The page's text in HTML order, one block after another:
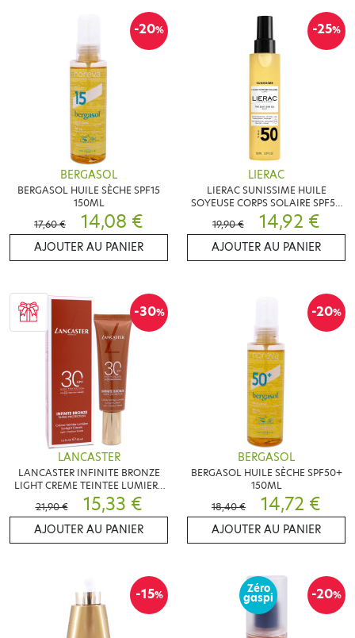
-20%
BERGASOL
BERGASOL HUILE SÈCHE SPF15
150ML
17,60 €
14,08 €
AJOUTER AU PANIER
-25%
LIERAC
LIERAC SUNISSIME HUILE
SOYEUSE CORPS SOLAIRE SPF50
150ML
19,90 € 14,92 €
AJOUTER AU PANIER
-30%
LANCASTER
LANCASTER INFINITE BRONZE
LIGHT CREME TEINTEE LUMIERE
SPF30 50ML
21,90 € 15,33 €
AJOUTER AU PANIER
-20%
BERGASOL
BERGASOL HUILE SÈCHE SPF50+
150ML
18,40 €
14,72 €
AJOUTER AU PANIER
-15% -20%
Zéro
gaspi